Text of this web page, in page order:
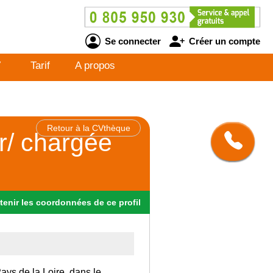
Se connecter Créer un compte
Tarif A propos
Retour à la CVthèque
chargée
les coordonnées de ce profil